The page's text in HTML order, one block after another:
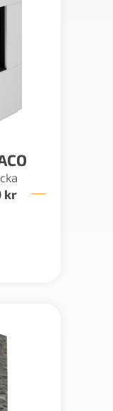
krPrisintervall: